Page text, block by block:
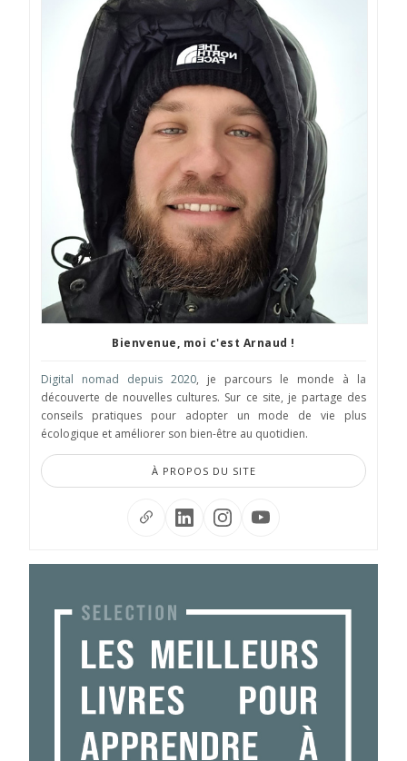
Bienvenue, moi c'est Arnaud !
Digital nomad depuis 2020, je parcours le monde à la
découverte de nouvelles cultures. Sur ce site, je partage des
conseils pratiques pour adopter un mode de vie plus
écologique et améliorer son bien-être au quotidien.
À PROPOS DU SITE